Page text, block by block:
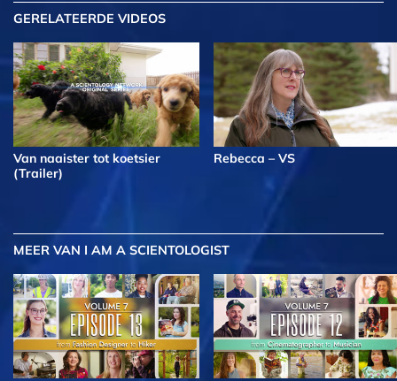
GERELATEERDE VIDEOS
Van naaister tot koetsier
(Trailer)
Rebecca – VS
MEER VAN I AM A SCIENTOLOGIST